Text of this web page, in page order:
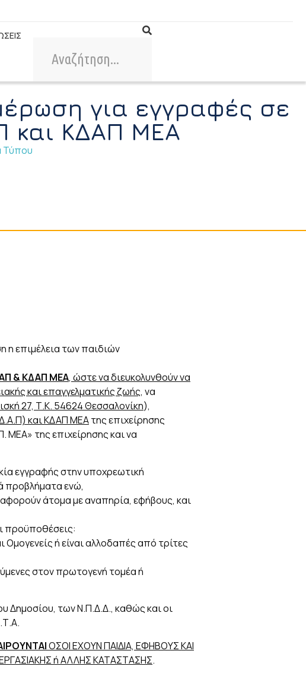
για εγγραφές σε
και ΚΔΑΠ ΜΕΑ
Τύπου
η επιμέλεια των παιδιών
& ΚΔΑΠ ΜΕΑ, ώστε να διευκολυνθούν να
και επαγγελματικής ζωής, να
27, Τ.Κ. 54624 Θεσσαλονίκη),
και ΚΔΑΠ ΜΕΑτης επιχείρησης
ΜΕΑ» της επιχείρησης και να
εγγραφής στην υποχρεωτική
προβλήματα ενώ,
αφορούν άτομα με αναπηρία, εφήβους, και
προϋποθέσεις:
ή είναι αλλοδαπές από τρίτες
στον πρωτογενή τομέα ή
Δημοσίου, των Ν.Π.Δ.Δ., καθώς και οι
ΟΣΟΙ ΕΧΟΥΝ ΠΑΙΔΙΑ, ΕΦΗΒΟΥΣ ΚΑΙ
ή ΑΛΛΗΣ ΚΑΤΑΣΤΑΣΗΣ.